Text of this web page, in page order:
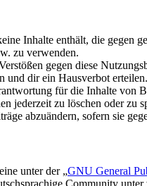
Inhalte enthält, die gegen
zu verwenden.
gegen diese
und dir ein Hausverbot erteilen.
für die Inhalte von
jederzeit zu löschen oder zu
abzuändern, sofern sie
unter der „GNU General
Community